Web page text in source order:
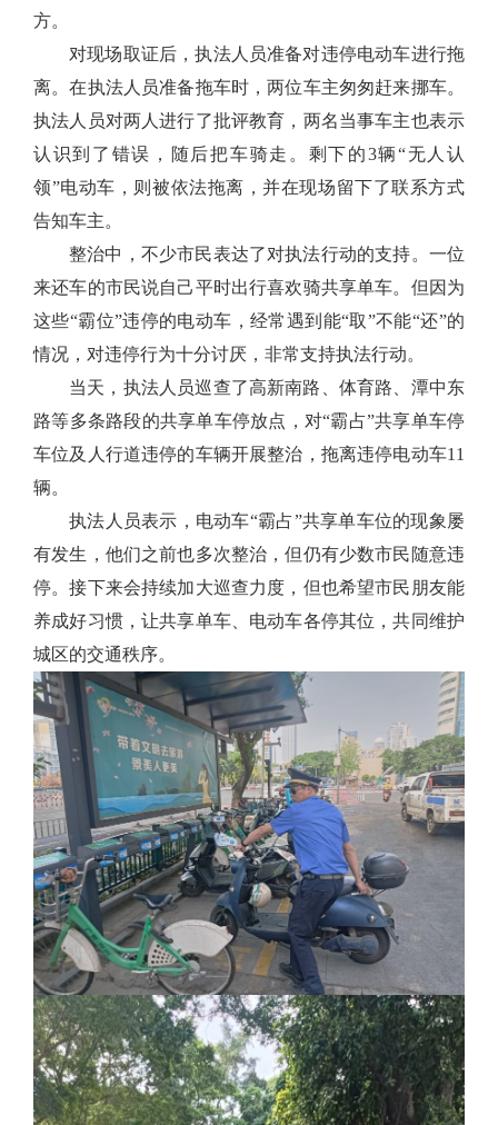
方。
对现场取证后，执法人员准备对违停电动车进行拖
离。在执法人员准备拖车时，两位车主匆匆赶来挪车。
执法人员对两人进行了批评教育， 两名当事车主也表示
认识到了错误，随后把车骑走。剩下的3辆“无人认
领”电动车，则被依法拖离，并在现场留下了联系方式
告知车主。
整治中，不少市民表达了对执法行动的支持。一位
来还车的市民说自己平时出行喜欢骑共享单车。但因为
这些“霸位”违停的电动车，经常遇到能“取”不能“还”的
情况，对违停行为十分讨厌，非常支持执法行动。
当天，执法人员巡查了高新南路、体育路、潭中东
路等多条路段的共享单车停放点，对“霸占”共享单车停
车位及人行道违停的车辆开展整治，拖离违停电动车11
辆。
执法人员表示，电动车“霸占”共享单车位的现象屡
有发生，他们之前也多次整治，但仍有少数市民随意违
停。接下来会持续加大巡查力度，但也希望市民朋友能
养成好习惯，让共享单车、电动车各停其位，共同维护
城区的交通秩序。